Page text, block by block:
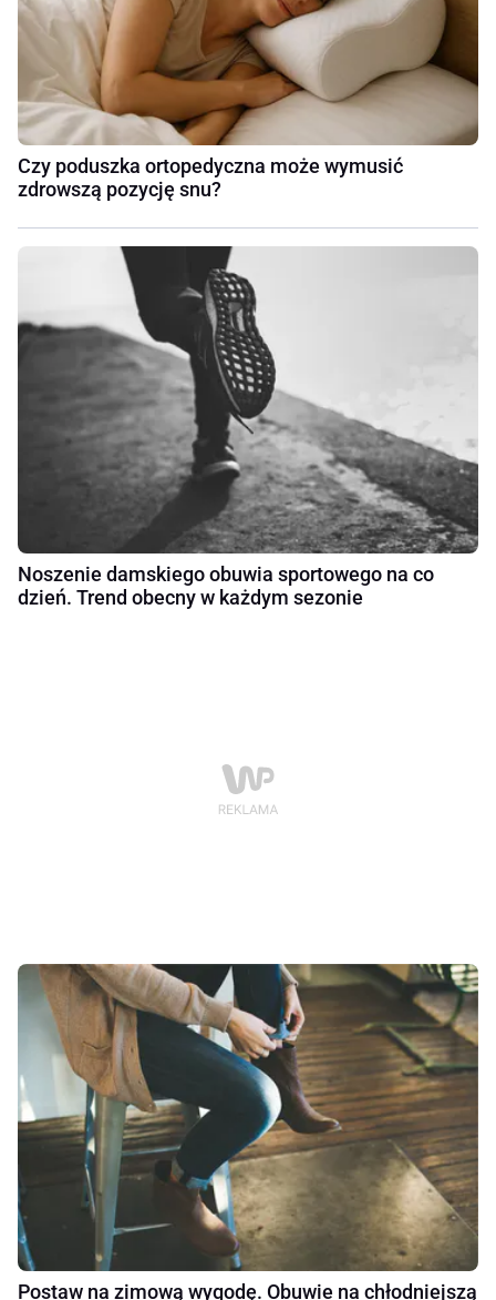
Czy poduszka ortopedyczna może wymusić
zdrowszą pozycję snu?
Noszenie damskiego obuwia sportowego na co
dzień. Trend obecny w każdym sezonie
Postaw na zimową wygodę. Obuwie na chłodniejszą